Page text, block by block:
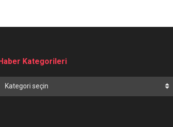
Kategorileri
Haber
Kategorileri
Kategori seçin